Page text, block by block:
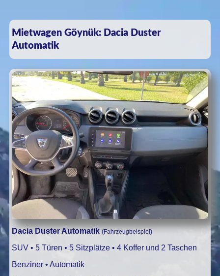
Mietwagen Göynük: Dacia Duster
Automatik
Dacia Duster Automatik (Fahrzeugbeispiel)
SUV • 5 Türen • 5 Sitzplätze • 4 Koffer und 2 Taschen
Benziner • Automatik